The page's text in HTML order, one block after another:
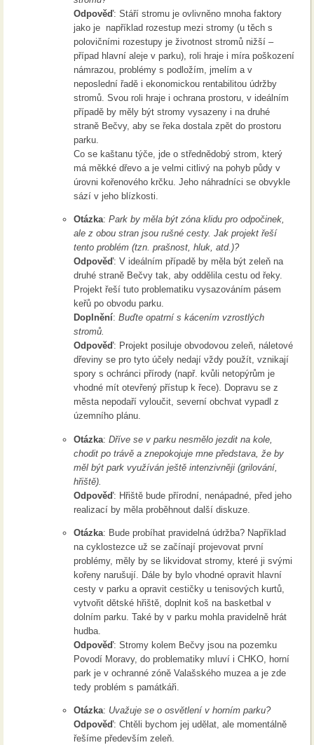
Odpověď: Stáří stromu je ovlivněno mnoha faktory
jako je například rozestup mezi stromy (u těch s
polovičními rozestupy je životnost stromů nižší –
případ hlavní aleje v parku), roli hraje i míra poškození
námrazou, problémy s podložím, jmelím a v
neposlední řadě i ekonomickou rentabilitou údržby
stromů. Svou roli hraje i ochrana prostoru, v ideálním
případě by měly být stromy vysazeny i na druhé
straně Bečvy, aby se řeka dostala zpět do prostoru
parku.
Co se kaštanu týče, jde o střednědobý strom, který
má měkké dřevo a je velmi citlivý na pohyb půdy v
úrovni kořenového krčku. Jeho náhradníci se obvykle
sází v jeho blízkosti.
Otázka: Park by měla být zóna klidu pro odpočinek,
ale z obou stran jsou rušné cesty. Jak projekt řeší
tento problém (tzn. prašnost, hluk, atd.)?
Odpověď: V ideálním případě by měla být zeleň na
druhé straně Bečvy tak, aby oddělila cestu od řeky.
Projekt řeší tuto problematiku vysazováním pásem
keřů po obvodu parku.
Doplnění: Buďte opatrní s kácením vzrostlých
stromů.
Odpověď: Projekt posiluje obvodovou zeleň, náletové
dřeviny se pro tyto účely nedají vždy použít, vznikají
spory s ochránci přírody (např. kvůli netopýrům je
vhodné mít otevřený přístup k řece). Dopravu se z
města nepodaří vyloučit, severní obchvat vypadl z
územního plánu.
Otázka: Dříve se v parku nesmělo jezdit na kole,
chodit po trávě a znepokojuje mne představa, že by
měl být park využíván ještě intenzivněji (grilování,
hřiště).
Odpověď: Hřiště bude přírodní, nenápadné, před jeho
realizací by měla proběhnout další diskuze.
Otázka: Bude probíhat pravidelná údržba? Například
na cyklostezce už se začínají projevovat první
problémy, měly by se likvidovat stromy, které ji svými
kořeny narušují. Dále by bylo vhodné opravit hlavní
cesty v parku a opravit cestičky u tenisových kurtů,
vytvořit dětské hřiště, doplnit koš na basketbal v
dolním parku. Také by v parku mohla pravidelně hrát
hudba.
Odpověď: Stromy kolem Bečvy jsou na pozemku
Povodí Moravy, do problematiky mluví i CHKO, horní
park je v ochranné zóně Valašského muzea a je zde
tedy problém s památkáři.
Otázka: Uvažuje se o osvětlení v horním parku?
Odpověď: Chtěli bychom jej udělat, ale momentálně
řešíme především zeleň.